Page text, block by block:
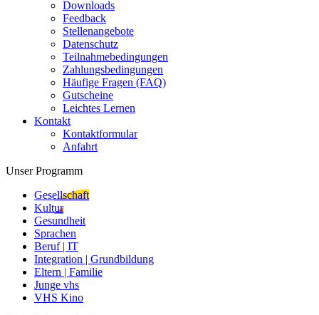
Downloads
Feedback
Stellenangebote
Datenschutz
Teilnahmebedingungen
Zahlungsbedingungen
Häufige Fragen (FAQ)
Gutscheine
Leichtes Lernen
Kontakt
Kontaktformular
Anfahrt
Unser Programm
Gesellschaft
Kultur
Gesundheit
Sprachen
Beruf | IT
Integration | Grundbildung
Eltern | Familie
Junge vhs
VHS Kino